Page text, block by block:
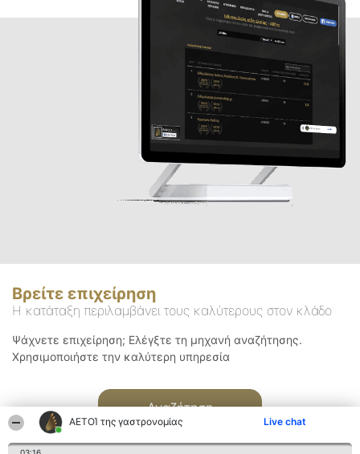
ΑΕΤΟΊ της γαστρονομίας Live chat
Βρείτε επιχείρηση
Η κατάταξη περιλαμβάνει τους καλύτερους στον κλάδο
Ψάχνετε επιχείρηση; Ελέγξτε τη μηχανή αναζήτησης.
Χρησιμοποιήστε την καλύτερη υπηρεσία
Αναζήτηση